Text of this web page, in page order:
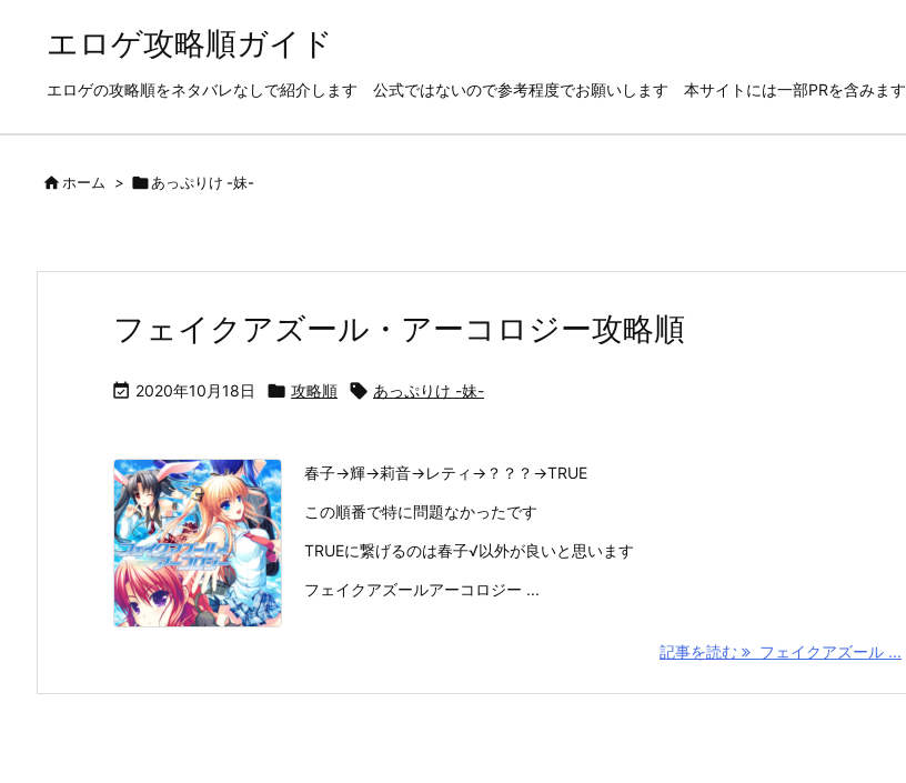
エロゲ攻略順ガイド
エロゲの攻略順をネタバレなしで紹介します 公式ではないので参考程度でお願いします 本サイトには一部PRを含みます
ホーム > あっぷりけ -妹-
フェイクアズール・アーコロジー攻略順
 2020年10月18日  攻略順  あっぷりけ -妹-
春子→輝→莉音→レティ→？？？→TRUE
この順番で特に問題なかったです
TRUEに繋げるのは春子√以外が良いと思います
フェイクアズールアーコロジー ...
記事を読む フェイクアズール ...